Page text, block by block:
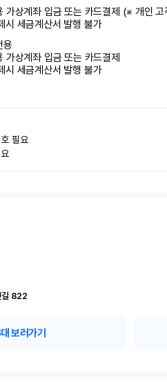
가상계좌 입금 또는 카드결제 (※ 개인
시 세금계산서 발행 불가
용
가상계좌 입금 또는 카드결제
시 세금계산서 발행 불가
필요
길 822
대 보러가기